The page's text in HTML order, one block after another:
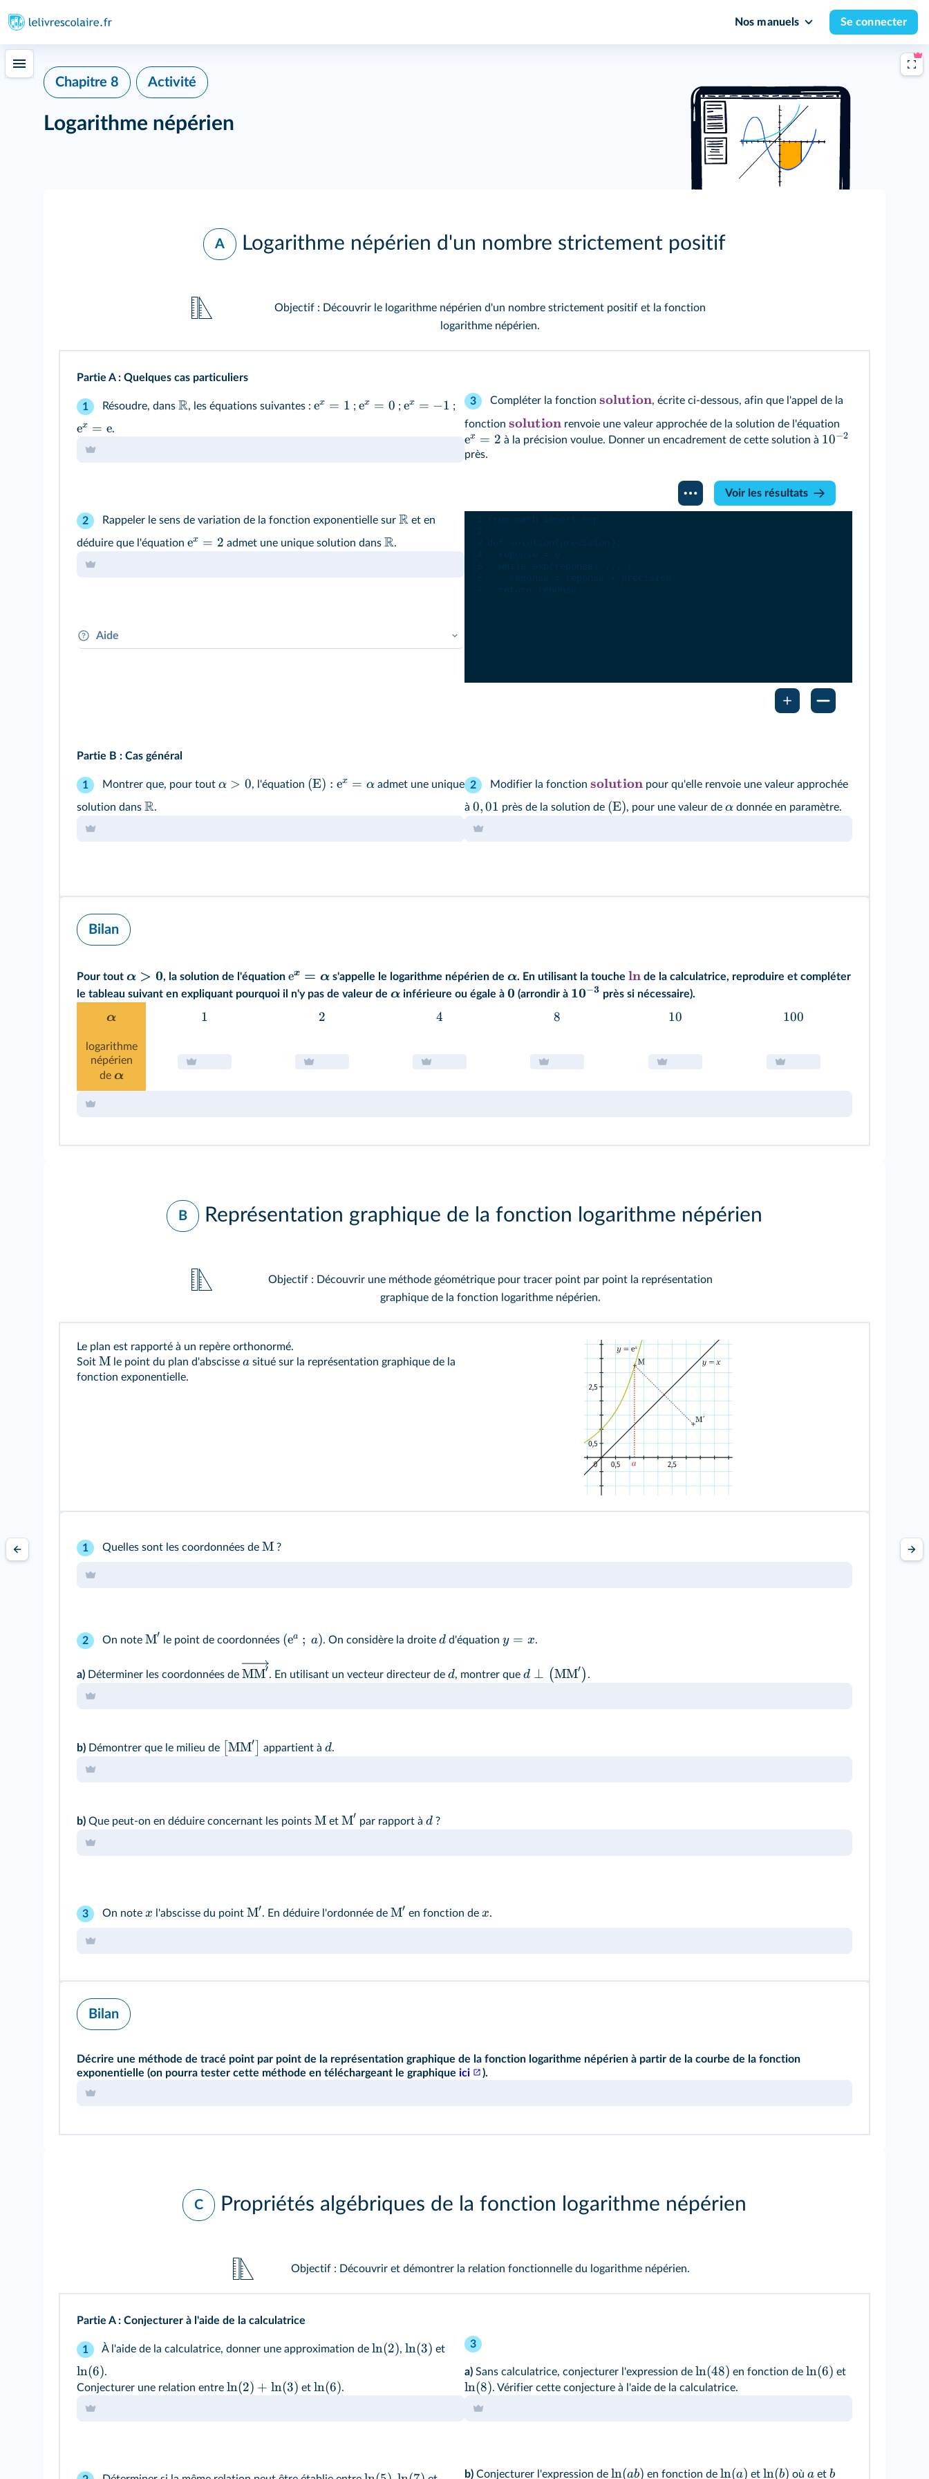
Nos manuels Se connecter
Chapitre 8 Activité
Logarithme népérien
A Logarithme népérien d'un nombre strictement positif
Objectif : Découvrir le logarithme népérien d'un nombre strictement positif et la fonction
logarithme népérien.
Partie A : Quelques cas particuliers
1 Résoudre, dans R, les équations suivantes : ex = 1 ; ex = 0 ; ex = −1 ;
ex = e.
2 Rappeler le sens de variation de la fonction exponentielle sur R et en
déduire que l'équation ex = 2 admet une unique solution dans R.
Aide
3 Compléter la fonction solution, écrite ci‑dessous, afin que l'appel de la
fonction solution renvoie une valeur approchée de la solution de l'équation
ex = 2 à la précision voulue. Donner un encadrement de cette solution à 10−2
près.
Voir les résultats
Partie B : Cas général
1 Montrer que, pour tout α > 0, l'équation (E) : ex = αadmet une unique
solution dans R.
2 Modifier la fonction solution pour qu'elle renvoie une valeur approchée
à 0,01 près de la solution de (E), pour une valeur deα donnée en paramètre.
Bilan
Pour tout α > 0, la solution de l'équation ex = αs'appelle le logarithme népérien de α. En utilisant la touche lnde la calculatrice, reproduire et compléter
le tableau suivant en expliquant pourquoi il n'y pas de valeur de α inférieure ou égale à 0 (arrondir à 10−3 près si nécessaire).
α 1 2 4 8 10 100
logarithme
népérien
de α
B Représentation graphique de la fonction logarithme népérien
Objectif : Découvrir une méthode géométrique pour tracer point par point la représentation
graphique de la fonction logarithme népérien.
Le plan est rapporté à un repère orthonormé.
Soit M le point du plan d'abscisse a situé sur la représentation graphique de la
fonction exponentielle.
1 Quelles sont les coordonnées de M ?
2 On note M′ le point de coordonnées (ea ; a). On considère la droited d'équationy = x.
a) Déterminer les coordonnées de MM′. En utilisant un vecteur directeur de d, montrer que d ⊥ (MM′ ) .
b) Démontrer que le milieu de MM′ appartient à d.
b) Que peut‑on en déduire concernant les points M et M′ par rapport à d ?
3 On note x l'abscisse du point M′. En déduire l'ordonnée de M′ en fonction de x.
Bilan
Décrire une méthode de tracé point par point de la représentation graphique de la fonction logarithme népérien à partir de la courbe de la fonction
exponentielle (on pourra tester cette méthode en téléchargeant le graphique ici ).
C Propriétés algébriques de la fonction logarithme népérien
Objectif : Découvrir et démontrer la relation fonctionnelle du logarithme népérien.
Partie A : Conjecturer à l'aide de la calculatrice
1 À l'aide de la calculatrice, donner une approximation de ln(2), ln(3) et
ln(6).
Conjecturer une relation entre ln(2) + ln(3) et ln(6).
3
a) Sans calculatrice, conjecturer l'expression de ln(48) en fonction de ln(6) et
ln(8). Vérifier cette conjecture à l'aide de la calculatrice.
b) Conjecturer l'expression de ln(ab) en fonction de ln(a) et ln(b) où a et b